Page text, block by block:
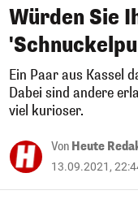
Würden Sie
Ein Paar aus Kassel
Dabei sind andere
viel kurioser.
Von Heute
13.09.2021,